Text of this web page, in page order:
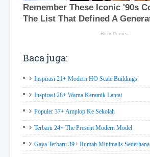
Baca juga:
Inspirasi 21+ Modern HO Scale Buildings
Inspirasi 28+ Warna Keramik Lantai
Populer 37+ Amplop Ke Sekolah
Terbaru 24+ The Present Modern Model
Gaya Terbaru 39+ Rumah Minimalis Sederhana